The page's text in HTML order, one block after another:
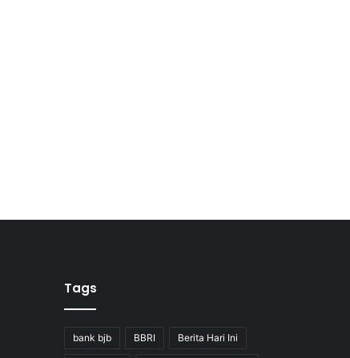
Tags
bank bjb BBRI Berita Hari Ini